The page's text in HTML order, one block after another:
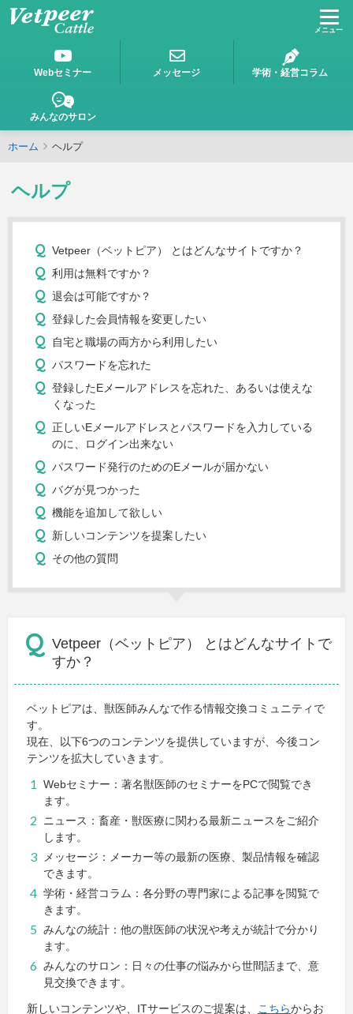
Vetpeer獣医師みんなで作る、情報交換コミュニティ
Webセミナー メッセージ 学術・経営コラム
みんなのサロン
ホーム ヘルプ
ヘルプ
Vetpeer（ベットピア） とはどんなサイトですか？
利用は無料ですか？
退会は可能ですか？
登録した会員情報を変更したい
自宅と職場の両方から利用したい
パスワードを忘れた
登録したEメールアドレスを忘れた、あるいは使えな
くなった
正しいEメールアドレスとパスワードを入力している
のに、ログイン出来ない
パスワード発行のためのEメールが届かない
バグが見つかった
機能を追加して欲しい
新しいコンテンツを提案したい
その他の質問
Vetpeer（ベットピア） とはどんなサイトで
すか？
ベットピアは、獣医師みんなで作る情報交換コミュニティで
す。
現在、以下6つのコンテンツを提供していますが、今後コン
テンツを拡大していきます。
Webセミナー：著名獣医師のセミナーをPCで閲覧でき
ます。
ニュース：畜産・獣医療に関わる最新ニュースをご紹介
します。
メッセージ：メーカー等の最新の医療、製品情報を確認
できます。
学術・経営コラム：各分野の専門家による記事を閲覧で
きます。
みんなの統計：他の獣医師の状況や考えが統計で分かり
ます。
みんなのサロン：日々の仕事の悩みから世間話まで、意
見交換できます。
新しいコンテンツや、ITサービスのご提案は、 こちらからお